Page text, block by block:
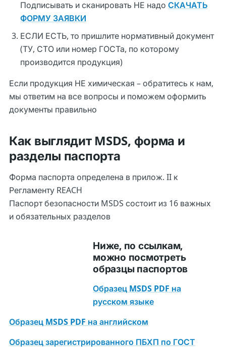
Подписывать и сканировать НЕ надо СКАЧАТЬ
ФОРМУ ЗАЯВКИ
ЕСЛИ ЕСТЬ, то пришлите нормативный документ
(ТУ, СТО или номер ГОСТа, по которому
производится продукция)
Если продукция НЕ химическая – обратитесь к нам,
мы ответим на все вопросы и поможем оформить
документы правильно
Как выглядит MSDS, форма и
разделы паспорта
Форма паспорта определена в прилож. II к
Регламенту REACH
Паспорт безопасности MSDS состоит из 16 важных
и обязательных разделов
Ниже, по ссылкам,
можно посмотреть
образцы паспортов
Образец MSDS PDF на
русском языке
Образец MSDS PDF на английском
Образец зарегистрированного ПБХП по ГОСТ